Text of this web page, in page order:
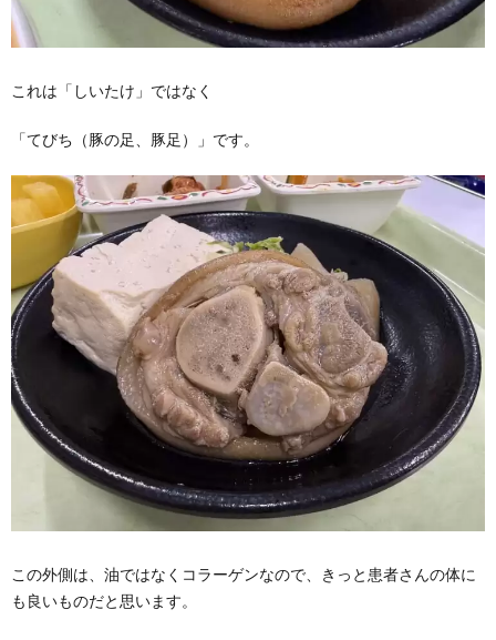
これは「しいたけ」ではなく
「てびち（豚の足、豚足）」です。
この外側は、油ではなくコラーゲンなので、きっと患者さんの体に
も良いものだと思います。